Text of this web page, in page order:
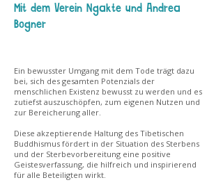
Mit dem Verein Ngakte und Andrea
Bogner
Ein bewusster Umgang mit dem Tode trägt dazu
bei, sich des gesamten Potenzials der
menschlichen Existenz bewusst zu werden und es
zutiefst auszuschöpfen, zum eigenen Nutzen und
zur Bereicherung aller.
Diese ak­zeptierende Haltung des Tibetischen
Buddhismus fördert in der Situation des Sterbens
und der Sterbevorbereitung eine positive
Geistesverfassung, die hilfreich und inspirierend
für alle Beteiligten wirkt.